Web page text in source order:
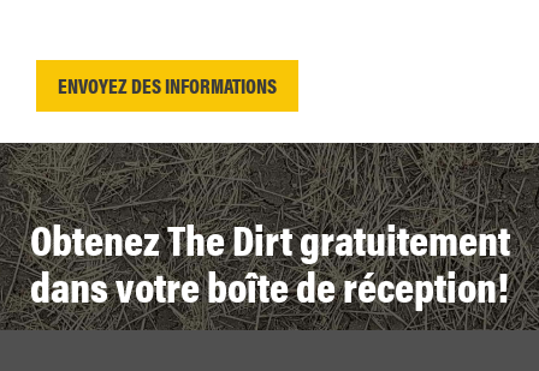
Obtenez The Dirt gratuitement
dans votre boîte de réception!